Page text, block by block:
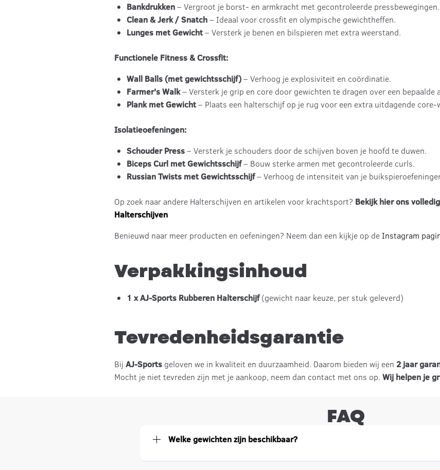
Bankdrukken– Vergroot je borst- en armkracht met gecontroleerde pressbewegingen.
Clean & Jerk / Snatch– Ideaal voor crossfit en olympische gewichtheffen.
Lunges met Gewicht– Versterk je benen en bilspieren met extra weerstand.
Functionele Fitness & Crossfit:
Wall Balls (met gewichtsschijf)– Verhoog je explosiviteit en coördinatie.
Farmer’s Walk– Versterk je grip en core door gewichten te dragen over een bepaalde
Plank met Gewicht– Plaats een halterschijf op je rug voor een extra uitdagende core-
Isolatieoefeningen:
Schouder Press– Versterk je schouders door de schijven boven je hoofd te duwen.
Biceps Curl met Gewichtsschijf– Bouw sterke armen met gecontroleerde curls.
Russian Twists met Gewichtsschijf– Verhoog de intensiteit van je
Op zoek naar andere Halterschijven en artikelen voor krachtsport? Bekijk hier ons
Halterschijven
Benieuwd naar meer producten en oefeningen? Neem dan een kijkje op deInstagram
Verpakkingsinhoud
1 x AJ-Sports Rubberen Halterschijf(gewicht naar keuze, per stuk geleverd)
Tevredenheidsgarantie
Bij AJ-Sports geloven we in kwaliteit en duurzaamheid. Daarom bieden wij een 2 jaar
Mocht je niet tevreden zijn met je aankoop, neem dan contact met ons op. Wij helpen je
FAQ
Welke gewichten zijn beschikbaar?